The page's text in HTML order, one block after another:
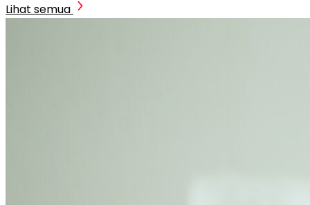
Lihat semua